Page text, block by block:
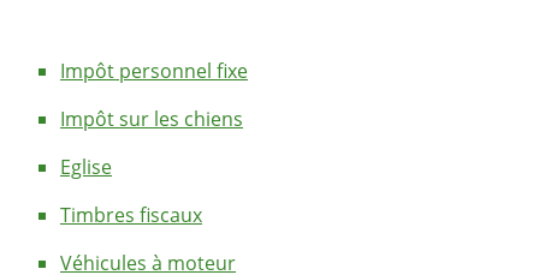
Impôt personnel fixe
Impôt sur les chiens
Eglise
Timbres fiscaux
Véhicules à moteur